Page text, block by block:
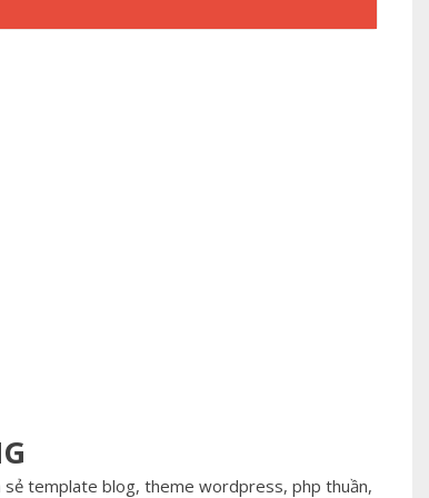
sẻ template blog, theme wordpress, php thuần,